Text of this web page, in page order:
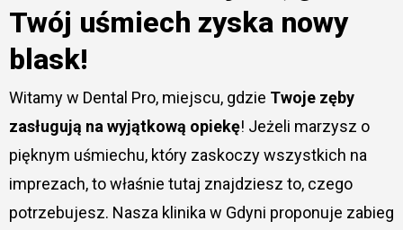
Twój uśmiech zyska nowy
blask!
Witamy w Dental Pro, miejscu, gdzie Twoje zęby
zasługują na wyjątkową opiekę! Jeżeli marzysz o
pięknym uśmiechu, który zaskoczy wszystkich na
imprezach, to właśnie tutaj znajdziesz to, czego
potrzebujesz. Nasza klinika w Gdyni proponuje zabieg